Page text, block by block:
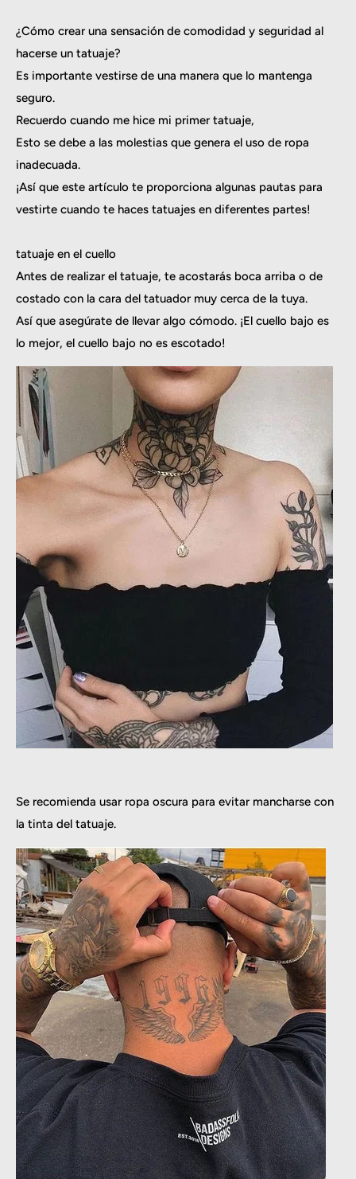
¿Cómo crear una sensación de comodidad y seguridad al
hacerse un tatuaje?
Es importante vestirse de una manera que lo mantenga
seguro.
Recuerdo cuando me hice mi primer tatuaje,
Esto se debe a las molestias que genera el uso de ropa
inadecuada.
¡Así que este artículo te proporciona algunas pautas para
vestirte cuando te haces tatuajes en diferentes partes!
tatuaje en el cuello
Antes de realizar el tatuaje, te acostarás boca arriba o de
costado con la cara del tatuador muy cerca de la tuya.
Así que asegúrate de llevar algo cómodo. ¡El cuello bajo es
lo mejor, el cuello bajo no es escotado!
Se recomienda usar ropa oscura para evitar mancharse con
la tinta del tatuaje.